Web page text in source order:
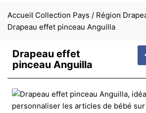
Accueil Collection Pays / Région
Drapeau effet pinceau Anguilla
Drapeau effet
pinceau Anguilla